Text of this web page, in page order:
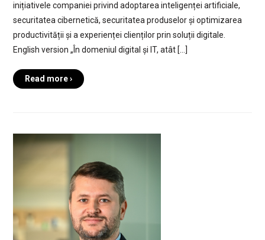
inițiativele companiei privind adoptarea inteligenței artificiale,
securitatea cibernetică, securitatea produselor și optimizarea
productivității și a experienței clienților prin soluții digitale.
English version „În domeniul digital și IT, atât […]
Read more ›